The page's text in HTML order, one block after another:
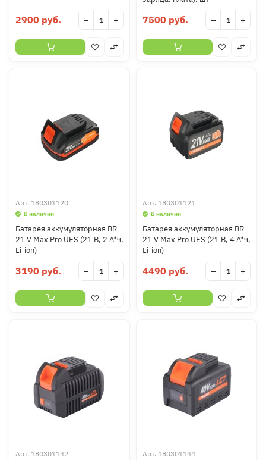
2900 руб. − + 7500 руб. − +
Арт. 180301120
В наличии
Батарея аккумуляторная BR
21 V Max Pro UES (21 В, 2 А*ч,
Li-ion)
3190 руб. − +
Арт. 180301121
В наличии
Батарея аккумуляторная BR
21 V Max Pro UES (21 В, 4 А*ч,
Li-ion)
4490 руб. − +
Арт. 180301142 Арт. 180301144